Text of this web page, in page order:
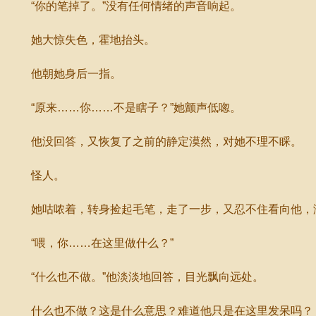
“你的笔掉了。”没有任何情绪的声音响起。
她大惊失色，霍地抬头。
他朝她身后一指。
“原来……你……不是瞎子？”她颤声低唿。
他没回答，又恢复了之前的静定漠然，对她不理不睬。
怪人。
她咕哝着，转身捡起毛笔，走了一步，又忍不住看向他，
“喂，你……在这里做什么？”
“什么也不做。”他淡淡地回答，目光飘向远处。
什么也不做？这是什么意思？难道他只是在这里发呆吗？